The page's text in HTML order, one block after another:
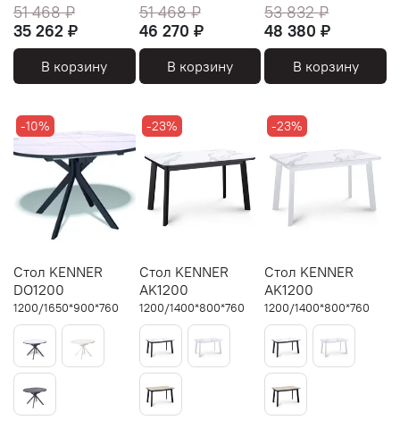
51 468 ₽
35 262 ₽
В корзину
51 468 ₽
46 270 ₽
В корзину
53 832 ₽
48 380 ₽
В корзину
-10%
Стол KENNER
DO1200
1200/1650*900*760
-23%
Стол KENNER
AK1200
1200/1400*800*760
-23%
Стол KENNER
AK1200
1200/1400*800*760